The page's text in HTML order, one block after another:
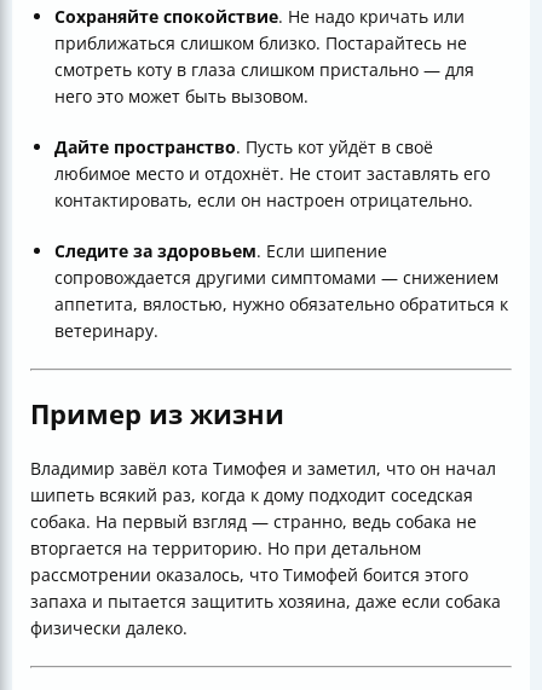
Сохраняйте спокойствие. Не надо кричать или
приближаться слишком близко. Постарайтесь не
смотреть коту в глаза слишком пристально — для
него это может быть вызовом.
Дайте пространство. Пусть кот уйдёт в своё
любимое место и отдохнёт. Не стоит заставлять его
контактировать, если он настроен отрицательно.
Следите за здоровьем. Если шипение
сопровождается другими симптомами — снижением
аппетита, вялостью, нужно обязательно обратиться к
ветеринару.
Пример из жизни
Владимир завёл кота Тимофея и заметил, что он начал
шипеть всякий раз, когда к дому подходит соседская
собака. На первый взгляд — странно, ведь собака не
вторгается на территорию. Но при детальном
рассмотрении оказалось, что Тимофей боится этого
запаха и пытается защитить хозяина, даже если собака
физически далеко.